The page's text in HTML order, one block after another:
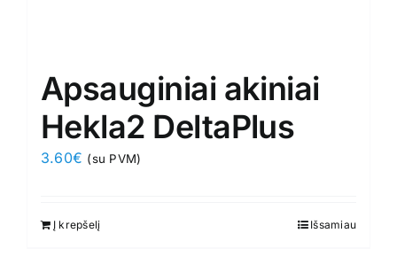
Apsauginiai akiniai
Hekla2 DeltaPlus
3.60€ (su PVM)
Į krepšelį Išsamiau